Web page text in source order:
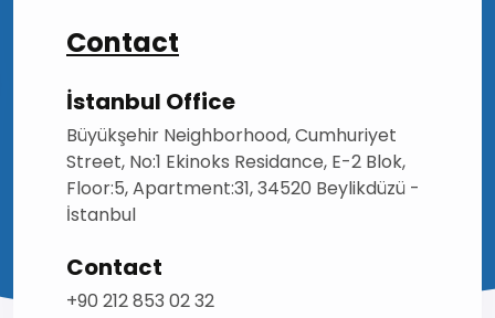
Contact
İstanbul Office
Büyükşehir Neighborhood, Cumhuriyet
Street, No:1 Ekinoks Residance, E-2 Blok,
Floor:5, Apartment:31, 34520 Beylikdüzü -
İstanbul
Contact
+90 212 853 02 32